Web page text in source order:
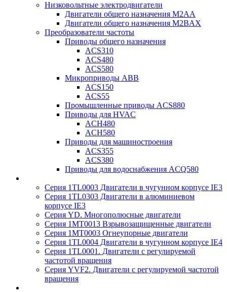
Низковольтные электродвигатели
Двигатели общего назначения M2AA
Двигатели общего назначения M2BAX
Преобразователи частоты
Приводы общего назначения
ACS310
ACS480
ACS580
Микроприводы ABB
ACS150
ACS55
Промышленные приводы ACS880
Приводы для HVAC
ACH480
ACH580
Приводы для машиностроения
ACS355
ACS380
Приводы для водоснабжения ACQ580
Серия 1TL0003 Двигатели в чугунном корпусе IE3
Серия 1TL0303 Двигатели в алюминиевом
корпусе IE3
Серия YD. Многополюсные двигатели
Серия 1MT0013 Взрывозащищенные двигатели
Серия 1MT0003 Огнеупорные двигатели
Серия 1TL0004 Двигатели в чугунном корпусе IE4
Серия 1TL0001. Двигатели с регулируемой
частотой вращения
Серия YVF2. Двигатели с регулируемой частотой
вращения